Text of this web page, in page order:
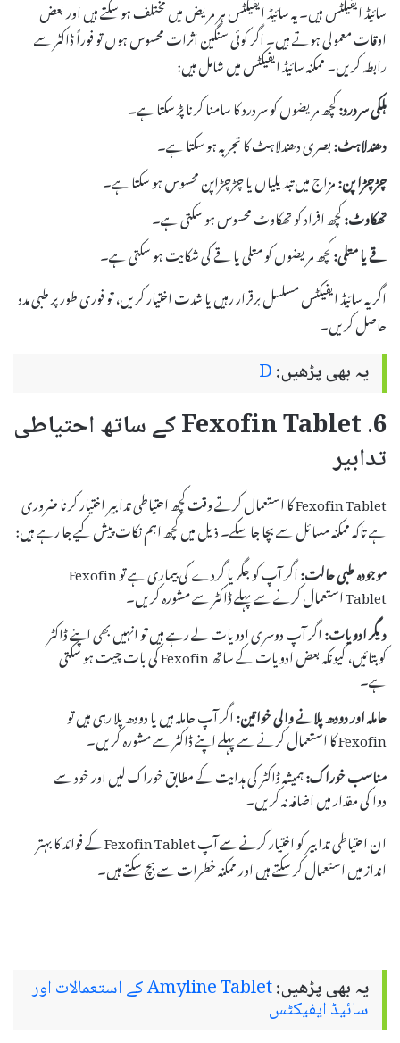
سائیڈ ایفیکٹس ہیں۔ یہ سائیڈ ایفیکٹس ہر مریض میں مختلف ہو سکتے ہیں اور بعض
اوقات معمولی ہوتے ہیں۔ اگر کوئی سنگین اثرات محسوس ہوں تو فوراً ڈاکٹر سے
رابطہ کریں۔ ممکنہ سائیڈ ایفیکٹس میں شامل ہیں:
ہلکی سردرد:کچھ مریضوں کو سردرد کا سامنا کرنا پڑ سکتا ہے۔
دھندلاہٹ:بصری دھندلاہٹ کا تجربہ ہو سکتا ہے۔
چڑچڑا پن:مزاج میں تبدیلیاں یا چڑچڑاپن محسوس ہو سکتا ہے۔
تھکاوٹ:کچھ افراد کو تھکاوٹ محسوس ہو سکتی ہے۔
قے یا متلی:کچھ مریضوں کو متلی یا قے کی شکایت ہو سکتی ہے۔
اگر یہ سائیڈ ایفیکٹس مسلسل برقرار رہیں یا شدت اختیار کریں، تو فوری طور پر طبی مدد
حاصل کریں۔
یہ بھی پڑھیں:D
6. Fexofin Tablet کے ساتھ احتیاطی
تدابیر
Fexofin Tablet کا استعمال کرتے وقت کچھ احتیاطی تدابیر اختیار کرنا ضروری
ہے تاکہ ممکنہ مسائل سے بچا جا سکے۔ ذیل میں کچھ اہم نکات پیش کیے جا رہے ہیں:
موجودہ طبی حالت:
اگر آپ کو جگر یا گردے کی بیماری ہے تو Fexofin
Tablet استعمال کرنے سے پہلے ڈاکٹر سے مشورہ کریں۔
دیگر ادویات:اگر آپ دوسری ادویات لے رہے ہیں تو انہیں بھی اپنے ڈاکٹر
کو بتائیں، کیونکہ بعض ادویات کے ساتھ Fexofin کی بات چیت ہو سکتی
ہے۔
حاملہ اور دودھ پلانے والی خواتین:اگر آپ حاملہ ہیں یا دودھ پلا رہی ہیں تو
Fexofin کا استعمال کرنے سے پہلے اپنے ڈاکٹر سے مشورہ کریں۔
مناسب خوراک:ہمیشہ ڈاکٹر کی ہدایت کے مطابق خوراک لیں اور خود سے
دوا کی مقدار میں اضافہ نہ کریں۔
ان احتیاطی تدابیر کو اختیار کرنے سے آپ Fexofin Tablet کے فوائد کا بہتر
انداز میں استعمال کر سکتے ہیں اور ممکنہ خطرات سے بچ سکتے ہیں۔
یہ بھی پڑھیں: Amyline Tablet کے استعمالات اور
سائیڈ ایفیکٹس